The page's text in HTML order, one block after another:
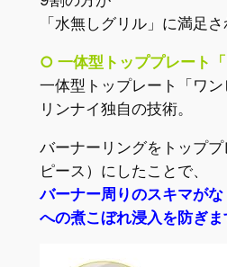
「水無しグリル」に満足さ
○ 一体型トッププレート「
一体型トップレート「ワン
リンナイ独自の技術。
バーナーリングをトップ
ピース）にしたことで、
バーナー周りのスキマが
への煮こぼれ浸入を防ぎま